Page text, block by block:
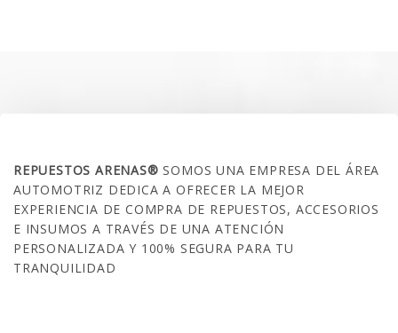
REPUESTOS ARENAS®SOMOS UNA EMPRESA DEL ÁREA
AUTOMOTRIZ DEDICA A OFRECER LA MEJOR
EXPERIENCIA DE COMPRA DE REPUESTOS, ACCESORIOS
E INSUMOS A TRAVÉS DE UNA ATENCIÓN
PERSONALIZADA Y 100% SEGURA PARA TU
TRANQUILIDAD